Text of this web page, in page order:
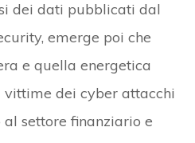
dei dati pubblicati dal
emerge poi che
e quella energetica
dei cyber attacchi
al settore finanziario e